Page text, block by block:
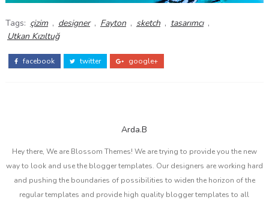
Tags: çizim , designer , Fayton , sketch , tasarımcı ,
Utkan Kızıltuğ
facebook twitter google+
Arda.B
Hey there, We are Blossom Themes! We are trying to provide you the new
way to look and use the blogger templates. Our designers are working hard
and pushing the boundaries of possibilities to widen the horizon of the
regular templates and provide high quality blogger templates to all